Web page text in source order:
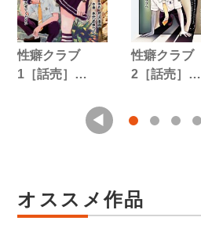
性癖クラブ
1［話売］…
性癖クラブ
2［話売］…
オススメ作品